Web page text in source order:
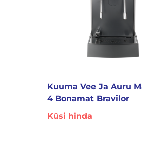
Kuuma Vee Ja Auru
4 Bonamat Bravilor
Küsi hinda